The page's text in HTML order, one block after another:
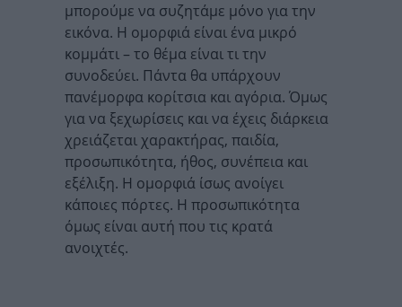
μπορούμε να συζητάμε μόνο για την
εικόνα. Η ομορφιά είναι ένα μικρό
κομμάτι – το θέμα είναι τι την
συνοδεύει. Πάντα θα υπάρχουν
πανέμορφα κορίτσια και αγόρια. Όμως
για να ξεχωρίσεις και να έχεις διάρκεια
χρειάζεται χαρακτήρας, παιδία,
προσωπικότητα, ήθος, συνέπεια και
εξέλιξη. Η ομορφιά ίσως ανοίγει
κάποιες πόρτες. Η προσωπικότητα
όμως είναι αυτή που τις κρατά
ανοιχτές.